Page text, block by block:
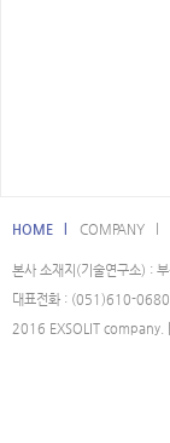
HOME l COMPANY l
본사 소재지(기술연구소) :
대표전화 : (051)610-
2016 EXSOLIT company. |